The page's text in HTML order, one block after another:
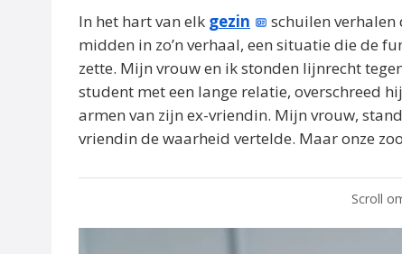
In het hart van elk gezin
schuilen verhalen
midden in zo’n verhaal, een situatie die de
zette. Mijn vrouw en ik stonden lijnrecht
student met een lange relatie, overschreed
armen van zijn ex-vriendin. Mijn vrouw,
vriendin de waarheid vertelde. Maar onze
Scroll